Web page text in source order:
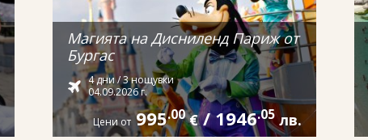
Магията на Дисниленд Париж от
Бургас
4 дни / 3 нощувки
04.09.2026 г.
Цени от 995.00 € / 1946.05 лв.